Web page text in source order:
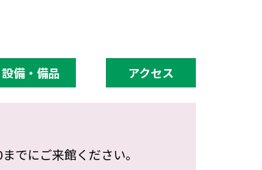
設備・備品 アクセス
でにご来館ください。